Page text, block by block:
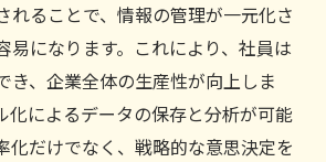
れることで、情報の管理が一元化さ
易になります。これにより、社員は
き、企業全体の生産性が向上しま
化によるデータの保存と分析が可能
化だけでなく、戦略的な意思決定を